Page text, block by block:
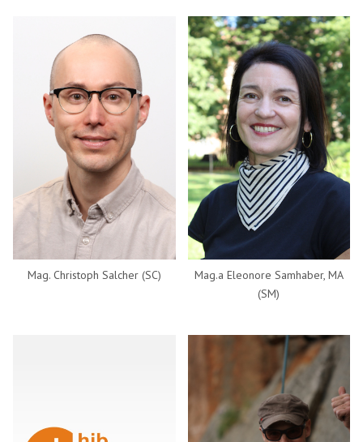
Mag. Christoph Salcher (SC)
Mag.a Eleonore Samhaber, MA
(SM)